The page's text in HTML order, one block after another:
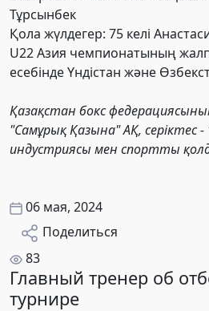
Тұрсынбек
Қола жүлдегер: 75 келі
U22 Азия чемпионатының
есебінде Үндістан және
Қазақстан бокс
"Самұрық Қазына" АҚ, серіктес
индустриясы мен спортты
06 мая, 2024
Поделиться
83
Главный тренер об
турнире